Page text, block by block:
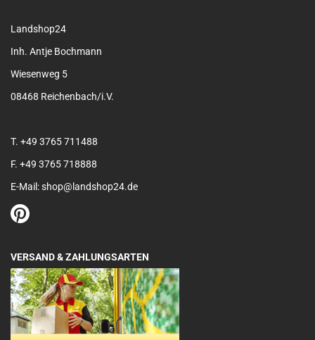
Landshop24
Inh. Antje Bochmann
Wiesenweg 5
08468 Reichenbach/i.V.
T. +49 3765 711488
F. +49 3765 718888
E-Mail: shop@landshop24.de
VERSAND & ZAHLUNGSARTEN